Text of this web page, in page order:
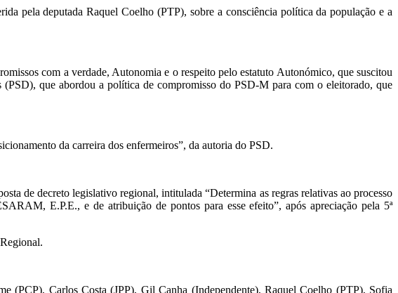
pela deputada Raquel Coelho (PTP), sobre a consciência política da população e a
com a verdade, Autonomia e o respeito pelo estatuto Autonómico, que suscitou
que abordou a política de compromisso do PSD-M para com o eleitorado, que
da carreira dos enfermeiros”, da autoria do PSD.
de decreto legislativo regional, intitulada “Determina as regras relativas ao processo
E.P.E., e de atribuição de pontos para esse efeito”, após apreciação pela 5ª
(PCP), Carlos Costa (JPP), Gil Canha (Independente), Raquel Coelho (PTP), Sofia